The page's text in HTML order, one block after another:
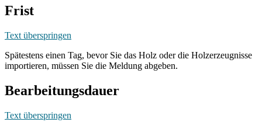
Frist
Text überspringen
Spätestens einen Tag, bevor Sie das Holz oder die Holzerzeugnisse
importieren, müssen Sie die Meldung abgeben.
Bearbeitungsdauer
Text überspringen